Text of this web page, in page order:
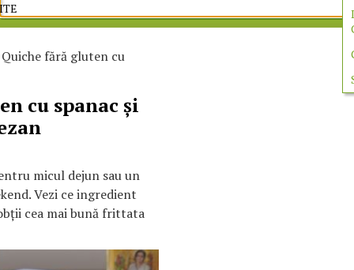
fără gluten cu
cu spanac și
micul dejun sau un
Vezi ce ingredient
cea mai bună frittata